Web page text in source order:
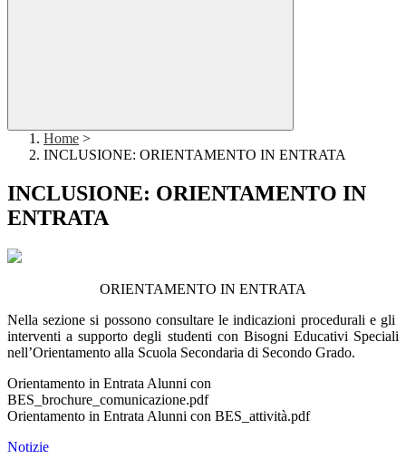
Home >
INCLUSIONE: ORIENTAMENTO IN ENTRATA
INCLUSIONE: ORIENTAMENTO IN
ENTRATA
ORIENTAMENTO IN ENTRATA
Nella sezione si possono consultare le indicazioni procedurali e gli
interventi a supporto degli studenti con Bisogni Educativi Speciali
nell’Orientamento alla Scuola Secondaria di Secondo Grado.
Orientamento in Entrata Alunni con
BES_brochure_comunicazione.pdf
Orientamento in Entrata Alunni con BES_attività.pdf
Notizie